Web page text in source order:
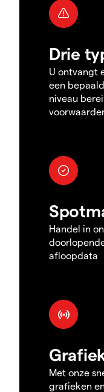
Drie
U ontvangt
een
niveau
Handel in
afloopdata
Met onze
grafieken